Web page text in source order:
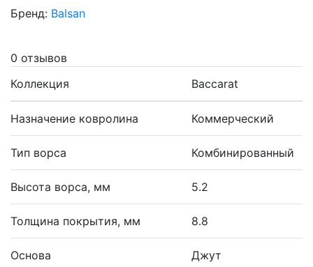
Бренд: Balsan
0 отзывов
Коллекция
Baccarat
Назначение ковролина Коммерческий
Тип ворса Комбинированный
Высота ворса, мм 5.2
Толщина покрытия, мм 8.8
Основа Джут